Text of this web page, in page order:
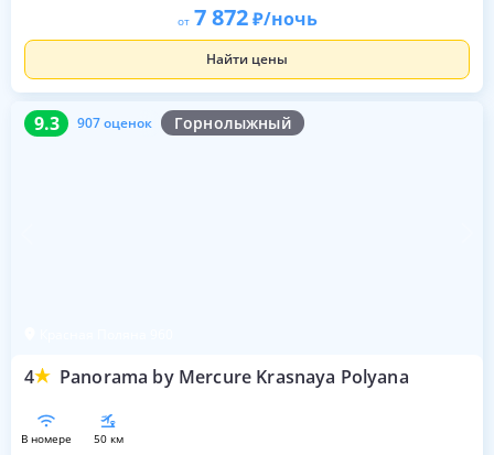
от 7 872 /ночь
Найти цены
9.3 907 оценок Горнолыжный
4 Panorama by Mercure Krasnaya Polyana
9.3 907 оценок
в номере 50 км